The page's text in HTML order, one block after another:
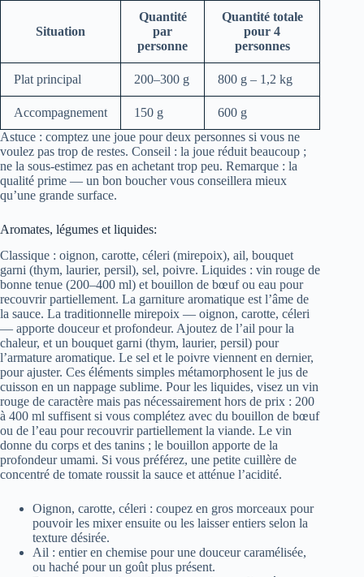
Situation
Quantité
par
personne
Quantité totale
pour 4
personnes
Plat principal 200–300 g 800 g – 1,2 kg
Accompagnement 150 g
600 g
Astuce : comptez une joue pour deux personnes si vous ne
voulez pas trop de restes. Conseil : la joue réduit beaucoup ;
ne la sous-estimez pas en achetant trop peu. Remarque : la
qualité prime — un bon boucher vous conseillera mieux
qu’une grande surface.
Aromates, légumes et liquides:
Classique : oignon, carotte, céleri (mirepoix), ail, bouquet
garni (thym, laurier, persil), sel, poivre. Liquides : vin rouge de
bonne tenue (200–400 ml) et bouillon de bœuf ou eau pour
recouvrir partiellement. La garniture aromatique est l’âme de
la sauce. La traditionnelle mirepoix — oignon, carotte, céleri
— apporte douceur et profondeur. Ajoutez de l’ail pour la
chaleur, et un bouquet garni (thym, laurier, persil) pour
l’armature aromatique. Le sel et le poivre viennent en dernier,
pour ajuster. Ces éléments simples métamorphosent le jus de
cuisson en un nappage sublime. Pour les liquides, visez un vin
rouge de caractère mais pas nécessairement hors de prix : 200
à 400 ml suffisent si vous complétez avec du bouillon de bœuf
ou de l’eau pour recouvrir partiellement la viande. Le vin
donne du corps et des tanins ; le bouillon apporte de la
profondeur umami. Si vous préférez, une petite cuillère de
concentré de tomate roussit la sauce et atténue l’acidité.
Oignon, carotte, céleri : coupez en gros morceaux pour
pouvoir les mixer ensuite ou les laisser entiers selon la
texture désirée.
Ail : entier en chemise pour une douceur caramélisée,
ou haché pour un goût plus présent.